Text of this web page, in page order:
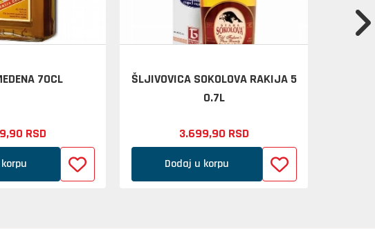
70CL
90 RSD
ŠLJIVOVICA SOKOLOVA RAKIJA 5
0.7L
3.699,90 RSD
Dodaj u korpu